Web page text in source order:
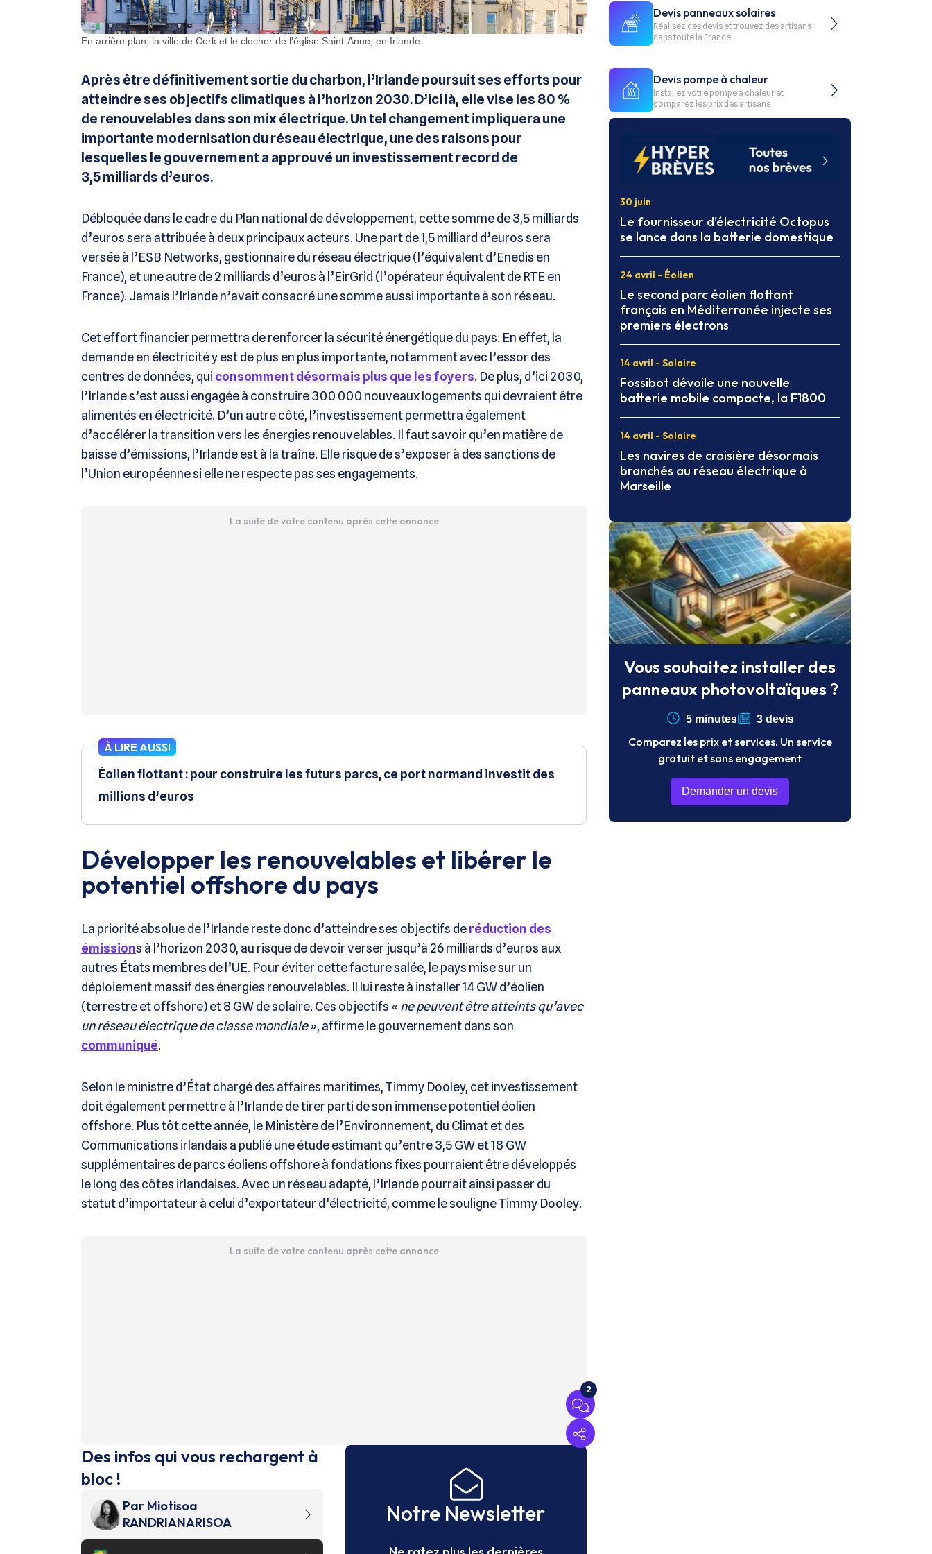
En arrière plan, la ville de Cork et le clocher de l'église Saint-Anne, en Irlande
Après être définitivement sortie du charbon, l’Irlande poursuit ses efforts pour
atteindre ses objectifs climatiques à l’horizon 2030. D’ici là, elle vise les 80 %
de renouvelables dans son mix électrique. Un tel changement impliquera une
importante modernisation du réseau électrique, une des raisons pour
lesquelles le gouvernement a approuvé un investissement record de
3,5 milliards d’euros.
Débloquée dans le cadre du Plan national de développement, cette somme de 3,5 milliards
d’euros sera attribuée à deux principaux acteurs. Une part de 1,5 milliard d’euros sera
versée à l’ESB Networks, gestionnaire du réseau électrique (l’équivalent d’Enedis en
France), et une autre de 2 milliards d’euros à l’EirGrid (l’opérateur équivalent de RTE en
France). Jamais l’Irlande n’avait consacré une somme aussi importante à son réseau.
Cet effort financier permettra de renforcer la sécurité énergétique du pays. En effet, la
demande en électricité y est de plus en plus importante, notamment avec l’essor des
centres de données, qui consomment désormais plus que les foyers. De plus, d’ici 2030,
l’Irlande s’est aussi engagée à construire 300 000 nouveaux logements qui devraient être
alimentés en électricité. D’un autre côté, l’investissement permettra également
d’accélérer la transition vers les énergies renouvelables. Il faut savoir qu’en matière de
baisse d’émissions, l’Irlande est à la traîne. Elle risque de s’exposer à des sanctions de
l’Union européenne si elle ne respecte pas ses engagements.
La suite de votre contenu après cette annonce
À LIRE AUSSI
Éolien flottant : pour construire les futurs parcs, ce port normand investit des
millions d’euros
Développer les renouvelables et libérer le
potentiel offshore du pays
La priorité absolue de l’Irlande reste donc d’atteindre ses objectifs deréduction des
émissions à l’horizon 2030, au risque de devoir verser jusqu’à 26 milliards d’euros aux
autres États membres de l’UE. Pour éviter cette facture salée, le pays mise sur un
déploiement massif des énergies renouvelables. Il lui reste à installer 14 GW d’éolien
(terrestre et offshore) et 8 GW de solaire. Ces objectifs « ne peuvent être atteints qu’avec
un réseau électrique de classe mondiale», affirme le gouvernement dans son
communiqué.
Selon le ministre d’État chargé des affaires maritimes, Timmy Dooley, cet investissement
doit également permettre à l’Irlande de tirer parti de son immense potentiel éolien
offshore. Plus tôt cette année, le Ministère de l’Environnement, du Climat et des
Communications irlandais a publié une étude estimant qu’entre 3,5 GW et 18 GW
supplémentaires de parcs éoliens offshore à fondations fixes pourraient être développés
le long des côtes irlandaises. Avec un réseau adapté, l’Irlande pourrait ainsi passer du
statut d’importateur à celui d’exportateur d’électricité, comme le souligne Timmy Dooley.
La suite de votre contenu après cette annonce
2
Des infos qui vous rechargent à
bloc !
Par Miotisoa
RANDRIANARISOA
Notre Newsletter
Devis panneaux solaires
Réalisez des devis et trouvez des artisans
dans toute la France
Devis pompe à chaleur
Installez votre pompe à chaleur et
comparez les prix des artisans
30 juin
Le fournisseur d'électricité Octopus
se lance dans la batterie domestique
24 avril - Éolien
Le second parc éolien flottant
français en Méditerranée injecte ses
premiers électrons
14 avril - Solaire
Fossibot dévoile une nouvelle
batterie mobile compacte, la F1800
14 avril - Solaire
Les navires de croisière désormais
branchés au réseau électrique à
Marseille
Vous souhaitez installer des
panneaux photovoltaïques ?
5 minutes 3 devis
Comparez les prix et services. Un service
gratuit et sans engagement
Demander un devis